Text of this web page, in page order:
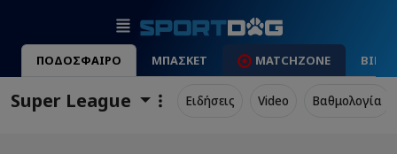
ΠΟΔΟΣΦΑΙΡΟ ΜΠΑΣΚΕΤ MATCHZONE
Super League Ειδήσεις Video Βαθμολογία